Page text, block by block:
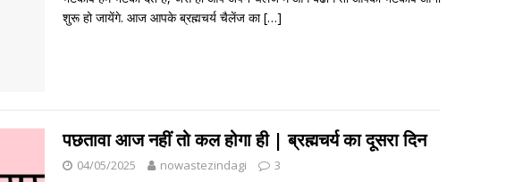
शुरू हो जायेंगे. आज आपके ब्रह्मचर्य चैलेंज का[…]
पछतावा आज नहीं तो कल होगा ही | ब्रह्मचर्य का दूसरा दिन
04/05/2025 nowastezindagi 3